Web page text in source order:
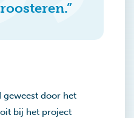
geweest door het
bij het project